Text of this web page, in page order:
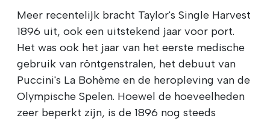
Meer recentelijk bracht Taylor's Single Harvest
1896 uit, ook een uitstekend jaar voor port.
Het was ook het jaar van het eerste medische
gebruik van röntgenstralen, het debuut van
Puccini's La Bohème en de heropleving van de
Olympische Spelen. Hoewel de hoeveelheden
zeer beperkt zijn, is de 1896 nog steeds